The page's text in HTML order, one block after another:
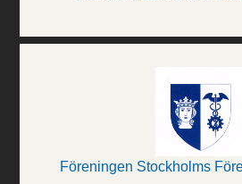
Föreningen Stockholms